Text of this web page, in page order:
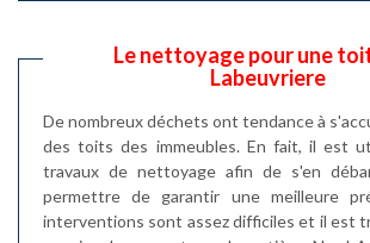
Le nettoyage pour une
Labeuvriere
De nombreux déchets ont tendance à
des toits des immeubles. En fait, il est
travaux de nettoyage afin de s'en
permettre de garantir une meilleure
interventions sont assez difficiles et il est